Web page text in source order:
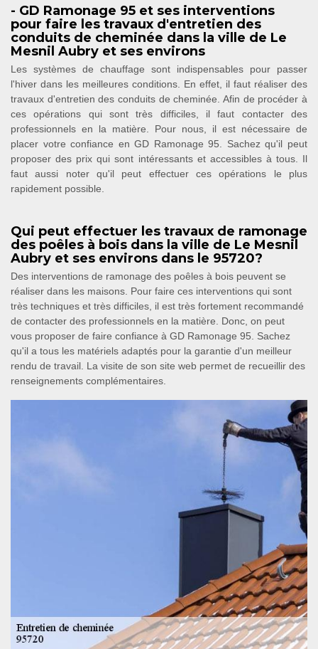
- GD Ramonage 95 et ses interventions
pour faire les travaux d'entretien des
conduits de cheminée dans la ville de Le
Mesnil Aubry et ses environs
Les systèmes de chauffage sont indispensables pour passer
l'hiver dans les meilleures conditions. En effet, il faut réaliser des
travaux d'entretien des conduits de cheminée. Afin de procéder à
ces opérations qui sont très difficiles, il faut contacter des
professionnels en la matière. Pour nous, il est nécessaire de
placer votre confiance en GD Ramonage 95. Sachez qu'il peut
proposer des prix qui sont intéressants et accessibles à tous. Il
faut aussi noter qu'il peut effectuer ces opérations le plus
rapidement possible.
Qui peut effectuer les travaux de ramonage
des poêles à bois dans la ville de Le Mesnil
Aubry et ses environs dans le 95720?
Des interventions de ramonage des poêles à bois peuvent se
réaliser dans les maisons. Pour faire ces interventions qui sont
très techniques et très difficiles, il est très fortement recommandé
de contacter des professionnels en la matière. Donc, on peut
vous proposer de faire confiance à GD Ramonage 95. Sachez
qu'il a tous les matériels adaptés pour la garantie d'un meilleur
rendu de travail. La visite de son site web permet de recueillir des
renseignements complémentaires.